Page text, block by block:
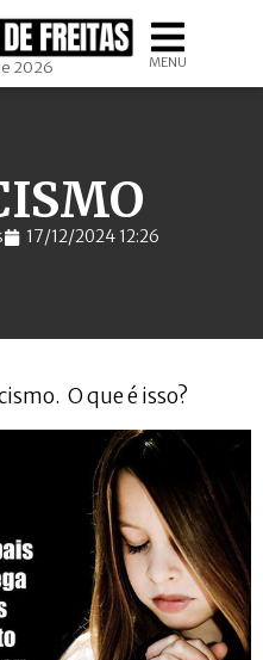
2026 MENU
17/12/2024 12:26
O que é isso?